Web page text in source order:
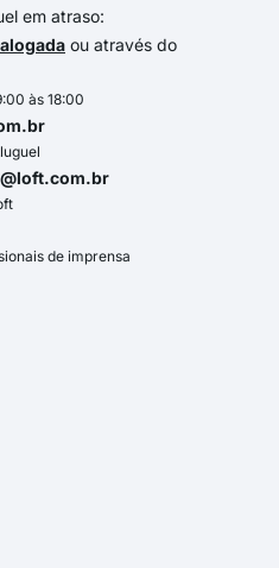
em atraso:
ou através do
às 18:00
de imprensa